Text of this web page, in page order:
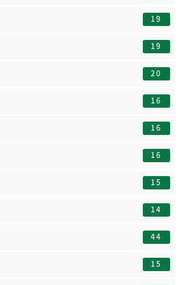
19
19
20
16
16
16
15
14
44
15